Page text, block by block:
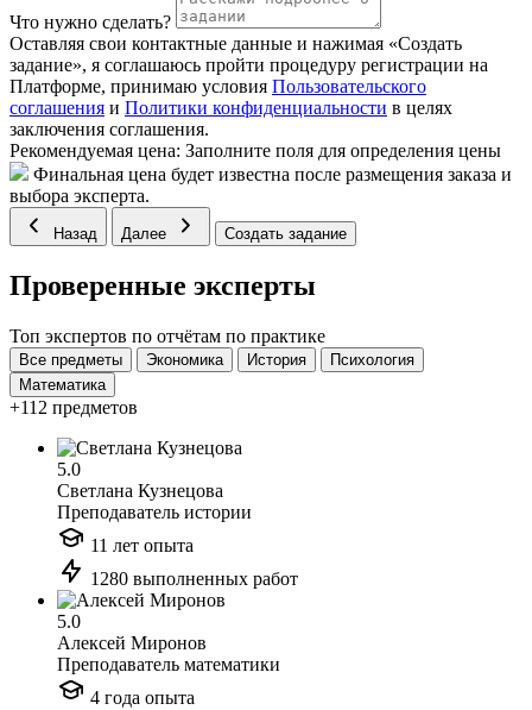
Что нужно сделать?
Оставляя свои контактные данные и нажимая «Создать
задание», я соглашаюсь пройти процедуру регистрации на
Платформе, принимаю условия Пользовательского
соглашения и Политики конфиденциальности в целях
заключения соглашения.
Рекомендуемая цена: Заполните поля для определения цены
Финальная цена будет известна после размещения заказа и
выбора эксперта.
Назад Далее Создать задание
Проверенные эксперты
Топ экспертов по отчётам по практике
Все предметы Экономика История
Психология
Математика
+112 предметов
5.0
Светлана Кузнецова
Преподаватель истории
11 лет опыта
1280 выполненных работ
5.0
Алексей Миронов
Преподаватель математики
4 года опыта